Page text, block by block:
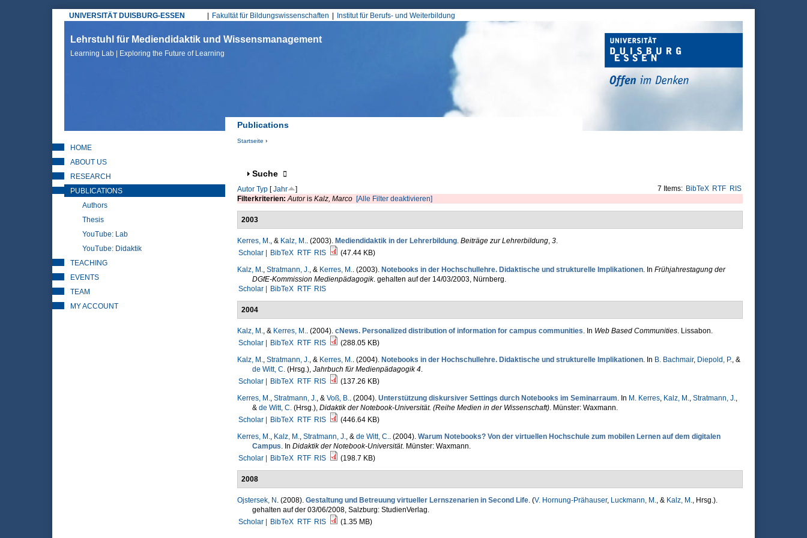
UNIVERSITÄT DUISBURG-ESSEN
Hauptmenü
Fakultät für Bildungswissenschaften Institut für Berufs- und Weiterbildung
Lehrstuhl für Mediendidaktik und Wissensmanagement
Learning Lab | Exploring the Future of Learning
Publications
Startseite ›
Anzeigen
Suche
7 Items: BibTeX RTF RIS
Autor Typ[Jahr
]
Filterkriterien:Autoris Kalz, Marco [Alle Filter deaktivieren]
2003
Kerres, M., & Kalz, M.. (2003). Mediendidaktik in der Lehrerbildung. Beiträge zur Lehrerbildung, 3.
Scholar |
BibTeX RTF RIS
(47.44 KB)
Kalz, M., Stratmann, J., & Kerres, M.. (2003). Notebooks in der Hochschullehre. Didaktische und strukturelle Implikationen. In Frühjahrestagung der
DGfE-Kommission Medienpädagogik. gehalten auf der 14/03/2003, Nürnberg.
Scholar |
BibTeX RTF RIS
2004
Kalz, M., & Kerres, M.. (2004). cNews. Personalized distribution of information for campus communities. In Web Based Communities. Lissabon.
Scholar |
BibTeX RTF RIS
(288.05 KB)
Kalz, M., Stratmann, J., & Kerres, M.. (2004). Notebooks in der Hochschullehre. Didaktische und strukturelle Implikationen. In B. Bachmair, Diepold, P., &
de Witt, C.(Hrsg.), Jahrbuch für Medienpädagogik 4.
Scholar |
BibTeX RTF RIS
(137.26 KB)
Kerres, M., Stratmann, J., & Voß, B.. (2004). Unterstützung diskursiver Settings durch Notebooks im Seminarraum. In M. Kerres, Kalz, M., Stratmann, J.,
& de Witt, C.(Hrsg.), Didaktik der Notebook-Universität. (Reihe Medien in der Wissenschaft). Münster: Waxmann.
Scholar |
BibTeX RTF RIS
(446.64 KB)
Kerres, M., Kalz, M., Stratmann, J., & de Witt, C.. (2004). Warum Notebooks? Von der virtuellen Hochschule zum mobilen Lernen auf dem digitalen
Campus. In Didaktik der Notebook-Universität. Münster: Waxmann.
Scholar |
BibTeX RTF RIS (198.7 KB)
2008
Ojstersek, N . (2008). Gestaltung und Betreuung virtueller Lernszenarien in Second Life. (V. Hornung-Prähauser, Luckmann, M., & Kalz, M., Hrsg.).
gehalten auf der 03/06/2008, Salzburg: StudienVerlag.
Scholar |
BibTeX RTF RIS (1.35 MB)
HOME
ABOUT US
RESEARCH
PUBLICATIONS
Authors
Thesis
YouTube: Lab
YouTube: Didaktik
TEACHING
EVENTS
TEAM
MY ACCOUNT